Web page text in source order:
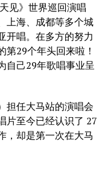
见》世界巡回演唱
上海、成都等多个城
开唱。在多方的努力
第29个年头回来啦！
自己29年歌唱事业呈
担任大马站的演唱会
片至今已经认识了 27
，却是第一次在大马